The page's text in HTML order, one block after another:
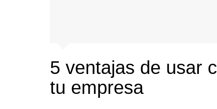
5 ventajas de usar
tu empresa